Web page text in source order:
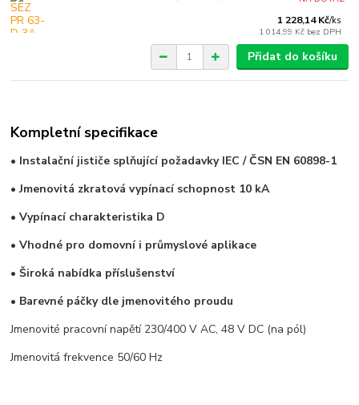
1 228,14 Kč/ks
1 014,99 Kč bez DPH
Přidat do košíku
Kompletní specifikace
• Instalační jističe splňující požadavky IEC / ČSN EN 60898-1
• Jmenovitá zkratová vypínací schopnost 10 kA
• Vypínací charakteristika D
• Vhodné pro domovní i průmyslové aplikace
• Široká nabídka příslušenství
• Barevné páčky dle jmenovitého proudu
Jmenovité pracovní napětí 230/400 V AC, 48 V DC (na pól)
Jmenovitá frekvence 50/60 Hz